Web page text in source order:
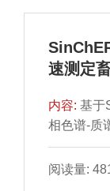
合进行腌
增加终产
15% KCl
度及呈味
酶、二肽
量分数
5% ZnCl2
速测定
内容:基于
相色谱-质
法。样品
腈提取，
阅读量: